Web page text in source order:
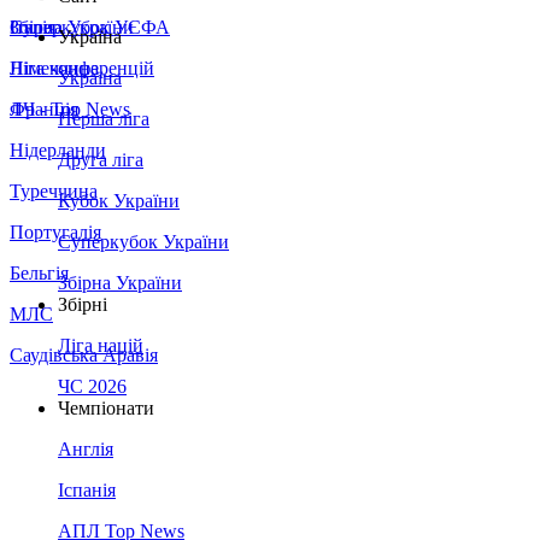
Збірна України
Італія
Німеччина
Франція
Нідерланди
Туреччина
Португалія
Бельгія
МЛС
Саудівська Аравія
Суперкубок УЄФА
Ліга конференцій
ЛЧ - Top News
Україна
Україна
Перша ліга
Друга ліга
Кубок України
Суперкубок України
Збірна України
Збірні
Ліга націй
ЧС 2026
Чемпіонати
Англія
Іспанія
АПЛ Top News